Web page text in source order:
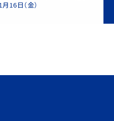
16日（金）